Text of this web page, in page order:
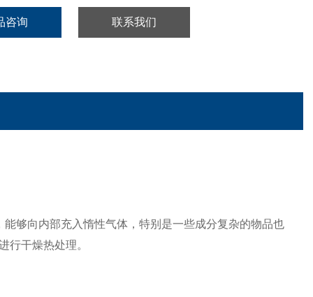
咨询 联系我们
够向内部充入惰性气体，特别是一些成分复杂的物品也
行干燥热处理。